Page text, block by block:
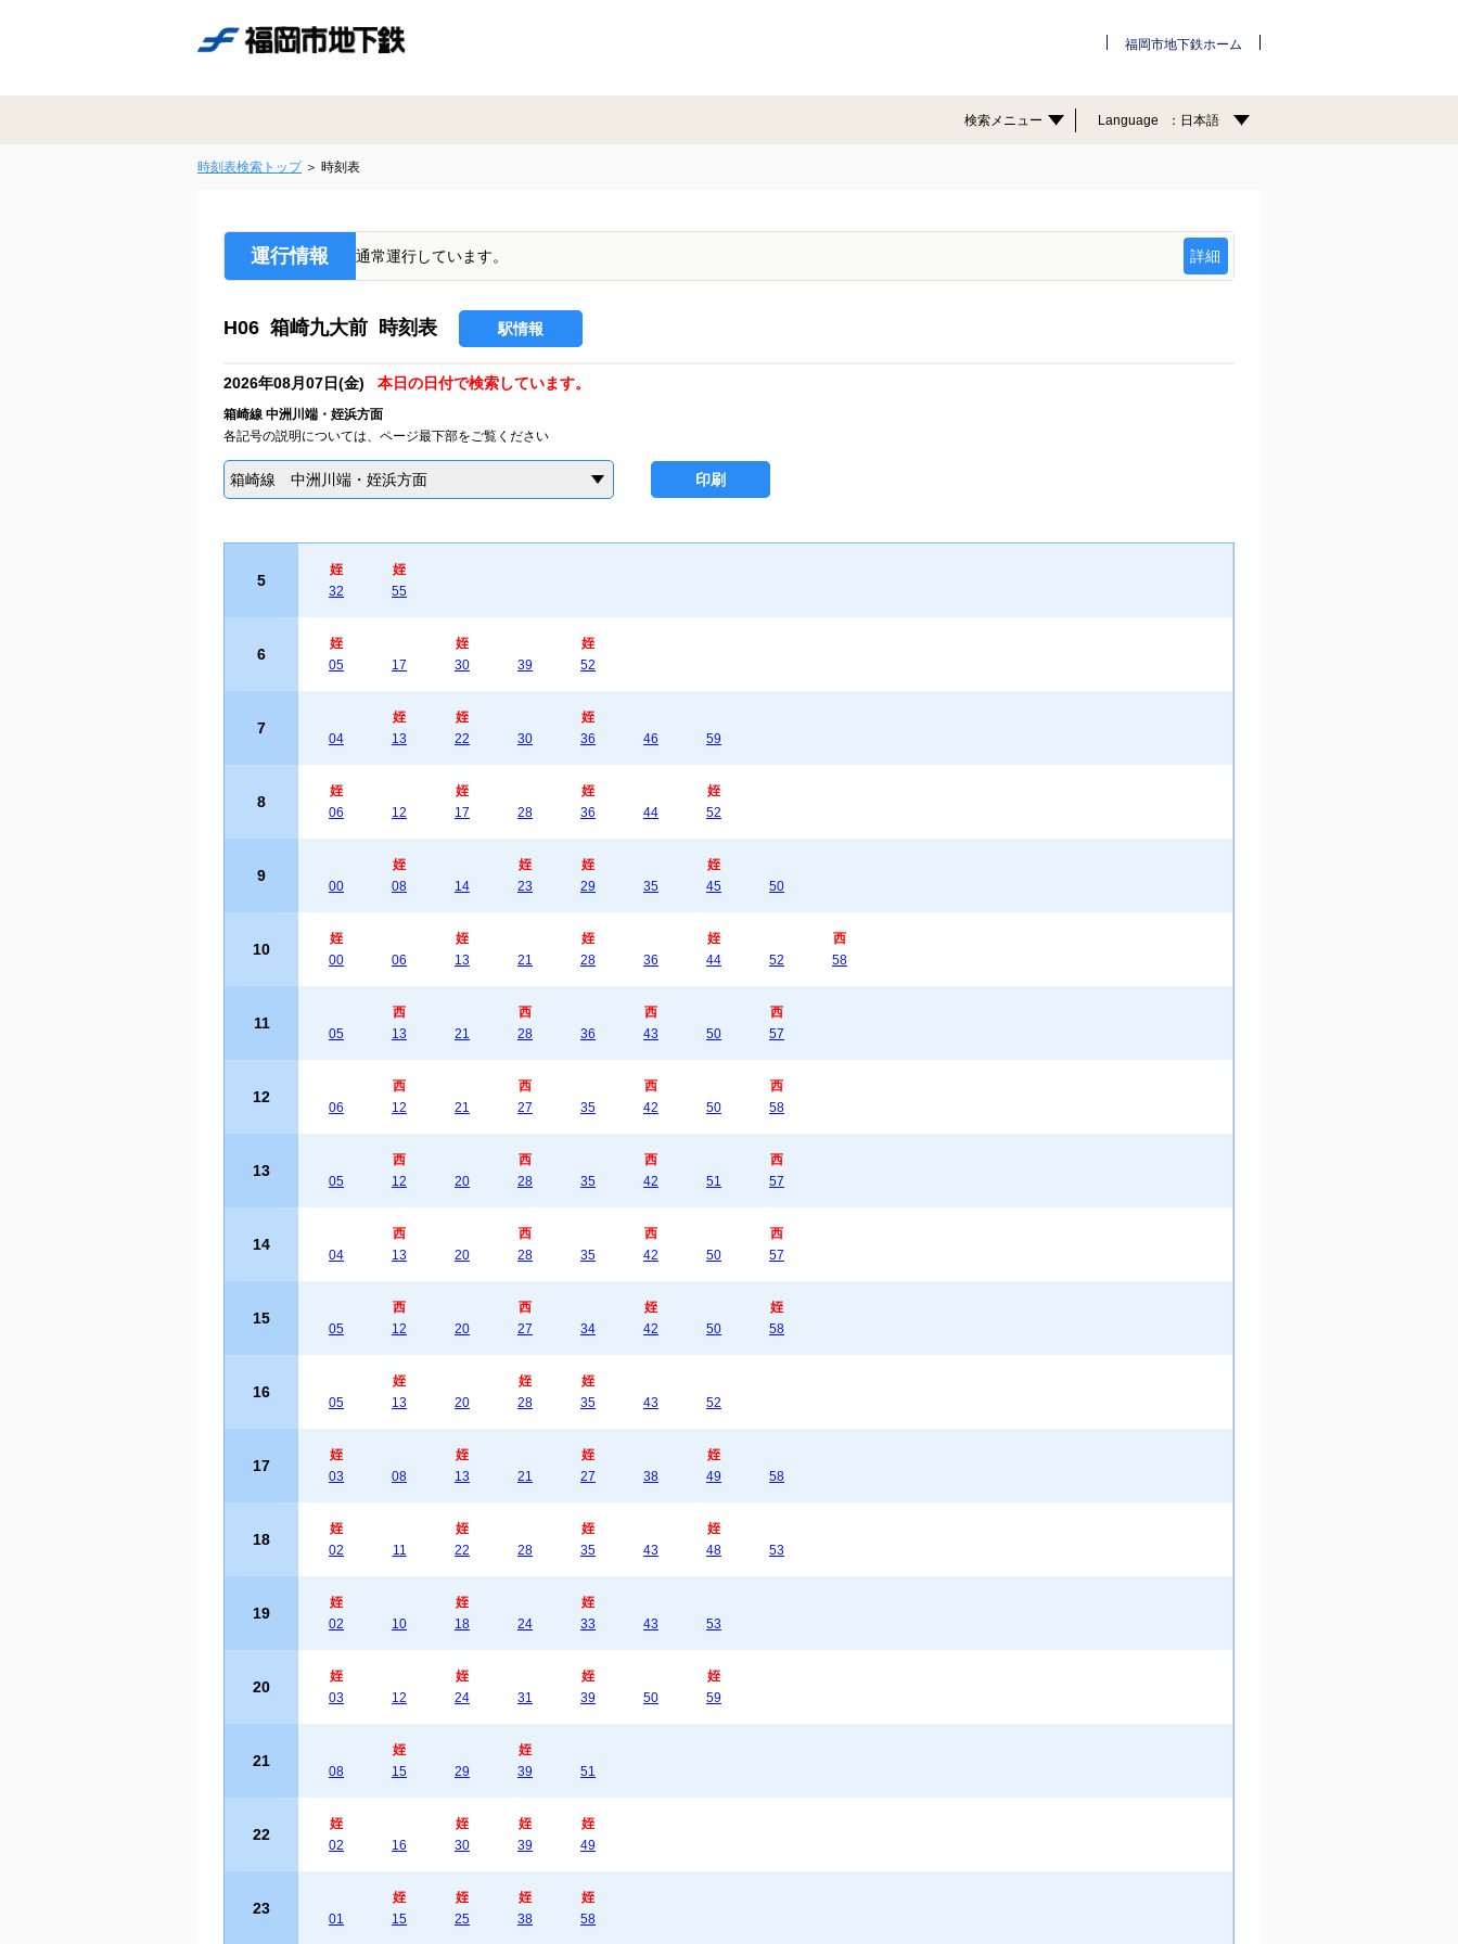
福岡市地下鉄ホーム
検索メニュー Language 日本語
時刻表検索トップ 時刻表
運行情報 通常運行しています。 詳細
H06 箱崎九大前 時刻表 駅情報
2026年08月07日(金) 本日の日付で検索しています。
箱崎線 中洲川端・姪浜方面
各記号の説明については、ページ最下部をご覧ください
箱崎線 中洲川端・姪浜方面 印刷
5
姪
32
姪
55
6
姪
05
17
姪
30
39
姪
52
7
04
姪
13
姪
22
30
姪
36
46 59
8
姪
06
12
姪
17
28
姪
36
44
姪
52
9
00
姪
08
14
姪
23
姪
29
35
姪
45
50
10
姪
00
06
姪
13
21
姪
28
36
姪
44
52
西
58
11
05
西
13
21
西
28
36
西
43
50
西
57
12
06
西
12
21
西
27
35
西
42
50
西
58
13
05
西
12
20
西
28
35
西
42
51
西
57
14
04
西
13
20
西
28
35
西
42
50
西
57
15
05
西
12
20
西
27
34
姪
42
50
姪
58
16
05
姪
13
20
姪
28
姪
35
43 52
17
姪
03
08
姪
13
21
姪
27
38
姪
49
58
18
姪
02
11
姪
22
28
姪
35
43
姪
48
53
19
姪
02
10
姪
18
24
姪
33
43 53
20
姪
03
12
姪
24
31
姪
39
50
姪
59
21
08
姪
15
29
姪
39
51
22
姪
02
16
姪
30
姪
39
姪
49
23
01
姪
15
姪
25
姪
38
姪
58